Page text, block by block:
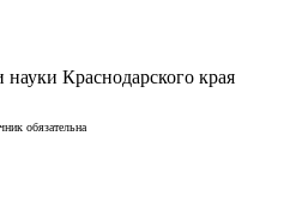
Краснодарского края
обязательна